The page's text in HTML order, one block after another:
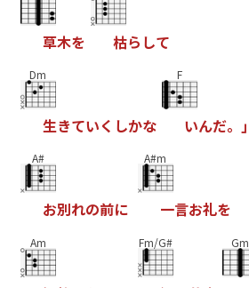
草木を 枯ら して
Dm
生きていく しかな
F
いんだ。 ｣
A#
お別れの前に
A#m
一言お礼を
Am Fm/G# Gm